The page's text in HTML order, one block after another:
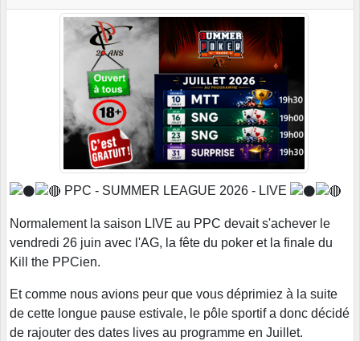
PPC - SUMMER LEAGUE 2026 - LIVE
Normalement la saison LIVE au PPC devait s'achever le
vendredi 26 juin avec l'AG, la fête du poker et la finale du
Kill the PPCien.
Et comme nous avions peur que vous déprimiez à la suite
de cette longue pause estivale, le pôle sportif a donc décidé
de rajouter des dates lives au programme en Juillet.